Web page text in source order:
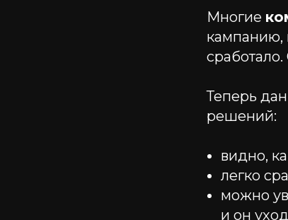
Многие
кампанию,
Теперь
решений:
видно,
легко
можно
и он